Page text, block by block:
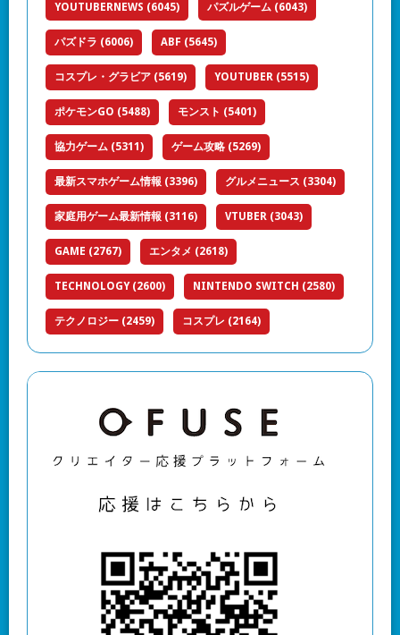
YOUTUBERNEWS (6045) パズルゲーム (6043)
パズドラ (6006) ABF (5645)
コスプレ・グラビア (5619) YOUTUBER (5515)
ポケモンGO (5488) モンスト (5401)
協力ゲーム (5311) ゲーム攻略 (5269)
最新スマホゲーム情報 (3396) グルメニュース (3304)
家庭用ゲーム最新情報 (3116) VTUBER (3043)
GAME (2767) エンタメ (2618)
TECHNOLOGY(2600) NINTENDO SWITCH (2580)
テクノロジー (2459) コスプレ (2164)